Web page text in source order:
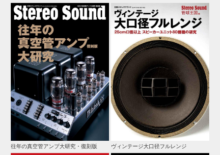
往年の真空管アンプ大研究・復刻版 ヴィンテージ大口径フルレンジ